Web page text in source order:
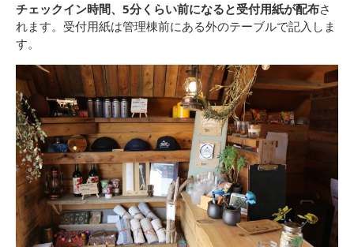
チェックイン時間、5分くらい前になると受付用紙が配布さ
れます。受付用紙は管理棟前にある外のテーブルで記入しま
す。